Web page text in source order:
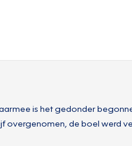
is het gedonder
de boel werd